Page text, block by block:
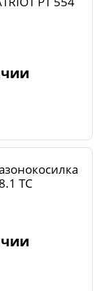
ТС